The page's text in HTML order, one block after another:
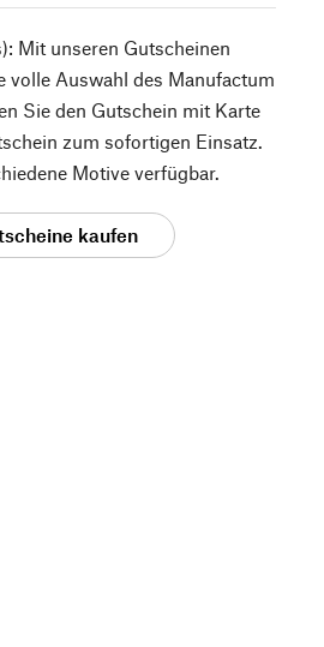
Mit unseren Gutscheinen
volle Auswahl des Manufactum
Sie den Gutschein mit Karte
zum sofortigen Einsatz.
Motive verfügbar.
kaufen